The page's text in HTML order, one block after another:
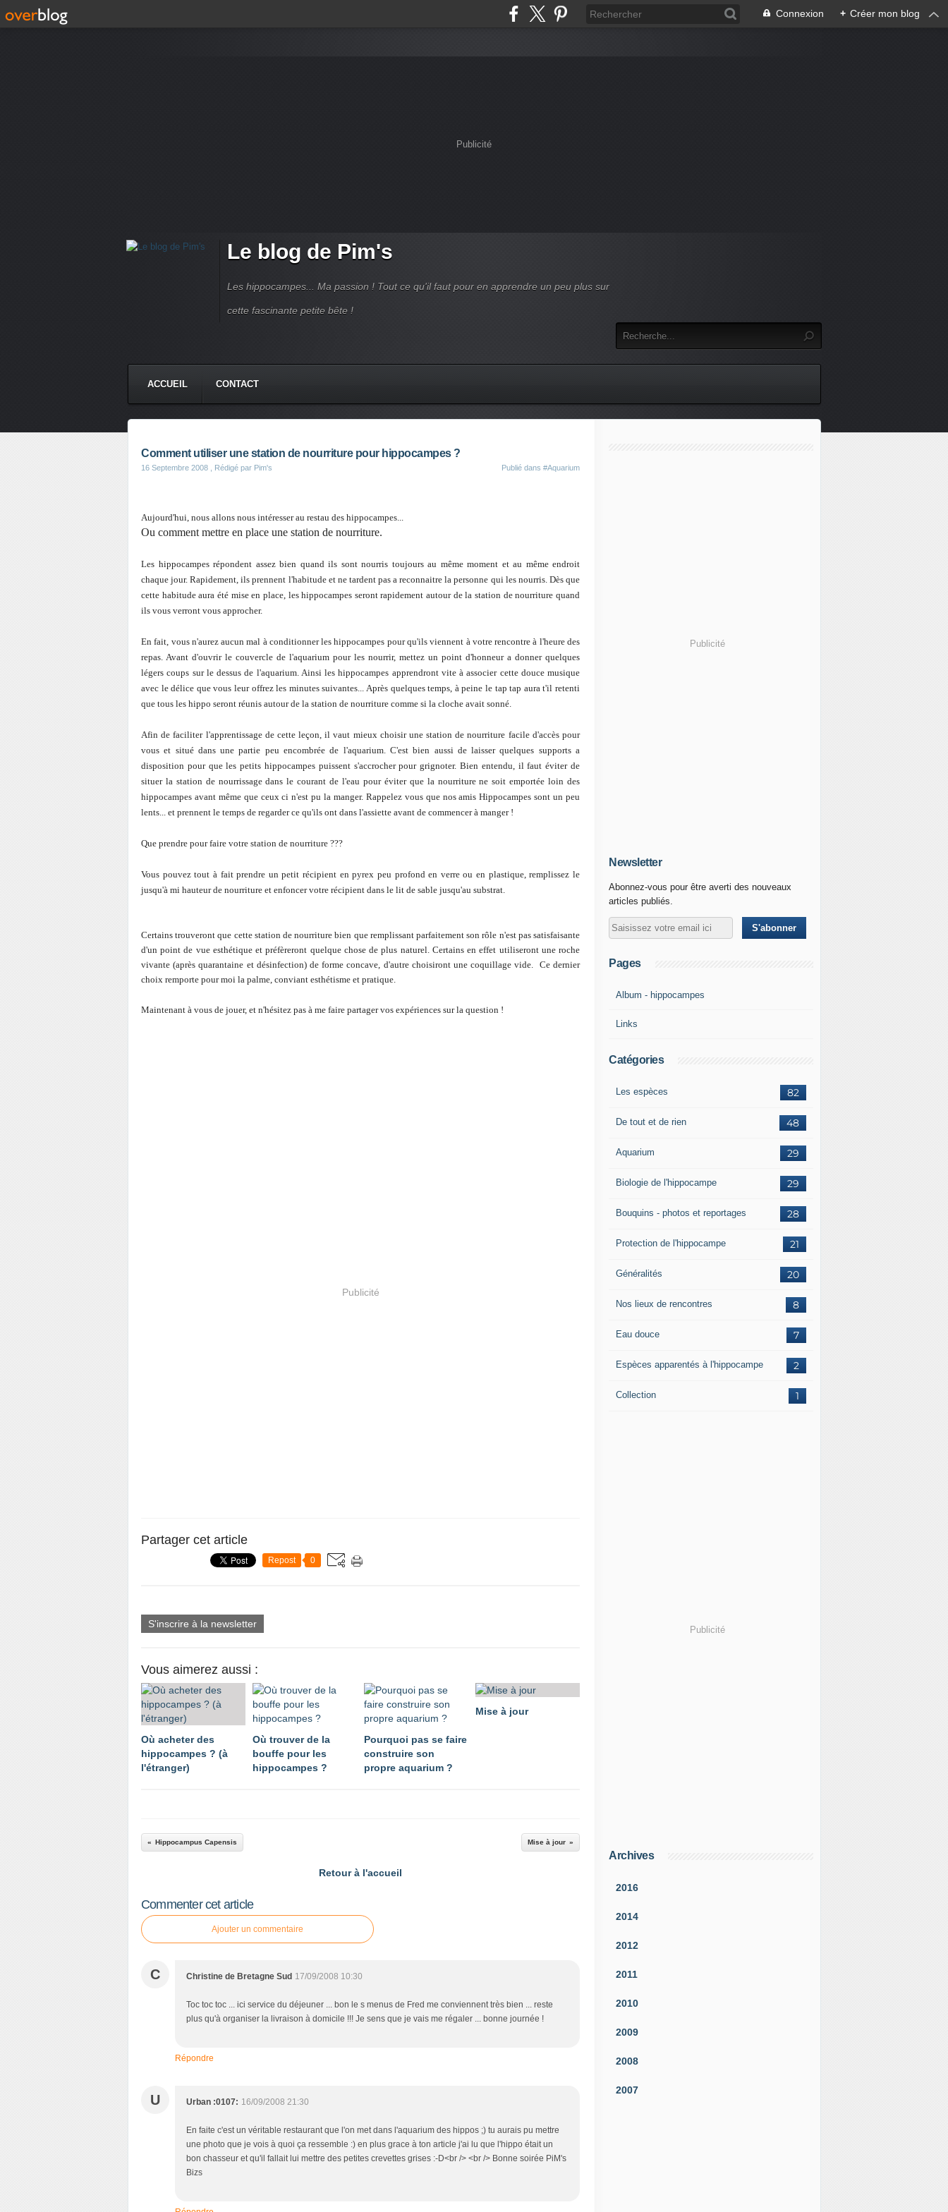
Connexion + Créer mon blog
Publicité
Le blog de Pim's
Les hippocampes... Ma passion ! Tout ce qu'il faut pour en apprendre un peu plus sur
cette fascinante petite bête !
ACCUEIL CONTACT
Comment utiliser une station de nourriture pour hippocampes ?
16 Septembre 2008 , Rédigé par Pim's Publié dans #Aquarium
Aujourd'hui, nous allons nous intéresser au restau des hippocampes...
Ou comment mettre en place une station de nourriture.
Les hippocampes répondent assez bien quand ils sont nourris toujours au même moment et au même endroit
chaque jour. Rapidement, ils prennent l'habitude et ne tardent pas a reconnaitre la personne qui les nourris. Dès que
cette habitude aura été mise en place, les hippocampes seront rapidement autour de la station de nourriture quand
ils vous verront vous approcher.
En fait, vous n'aurez aucun mal à conditionner les hippocampes pour qu'ils viennent à votre rencontre à l'heure des
repas. Avant d'ouvrir le couvercle de l'aquarium pour les nourrir, mettez un point d'honneur a donner quelques
légers coups sur le dessus de l'aquarium. Ainsi les hippocampes apprendront vite à associer cette douce musique
avec le délice que vous leur offrez les minutes suivantes... Après quelques temps, à peine le tap tap aura t'il retenti
que tous les hippo seront réunis autour de la station de nourriture comme si la cloche avait sonné.
Afin de faciliter l'apprentissage de cette leçon, il vaut mieux choisir une station de nourriture facile d'accès pour
vous et situé dans une partie peu encombrée de l'aquarium. C'est bien aussi de laisser quelques supports a
disposition pour que les petits hippocampes puissent s'accrocher pour grignoter. Bien entendu, il faut éviter de
situer la station de nourrissage dans le courant de l'eau pour éviter que la nourriture ne soit emportée loin des
hippocampes avant même que ceux ci n'est pu la manger. Rappelez vous que nos amis Hippocampes sont un peu
lents... et prennent le temps de regarder ce qu'ils ont dans l'assiette avant de commencer à manger !
Que prendre pour faire votre station de nourriture ???
Vous pouvez tout à fait prendre un petit récipient en pyrex peu profond en verre ou en plastique, remplissez le
jusqu'à mi hauteur de nourriture et enfoncer votre récipient dans le lit de sable jusqu'au substrat.
Certains trouveront que cette station de nourriture bien que remplissant parfaitement son rôle n'est pas satisfaisante
d'un point de vue esthétique et préfèreront quelque chose de plus naturel. Certains en effet utiliseront une roche
vivante (après quarantaine et désinfection) de forme concave, d'autre choisiront une coquillage vide. Ce dernier
choix remporte pour moi la palme, conviant esthétisme et pratique.
Maintenant à vous de jouer, et n'hésitez pas à me faire partager vos expériences sur la question !
Publicité
Partager cet article
Repost 0
S'inscrire à la newsletter
Vous aimerez aussi :
Où acheter des
hippocampes ? (à
l'étranger)
Où trouver de la
bouffe pour les
hippocampes ?
Pourquoi pas se faire
construire son
propre aquarium ?
Mise à jour
Hippocampus Capensis Mise à jour
Retour à l'accueil
Commenter cet article
Ajouter un commentaire
C Christine de Bretagne Sud 17/09/2008 10:30
Toc toc toc ... ici service du déjeuner ... bon le s menus de Fred me conviennent très bien ... reste
plus qu'à organiser la livraison à domicile !!! Je sens que je vais me régaler ... bonne journée !
Répondre
U Urban :0107: 16/09/2008 21:30
En faite c'est un véritable restaurant que l'on met dans l'aquarium des hippos ;) tu aurais pu mettre
une photo que je vois à quoi ça ressemble :) en plus grace à ton article j'ai lu que l'hippo était un
bon chasseur et qu'il fallait lui mettre des petites crevettes grises :-D<br /> <br /> Bonne soirée PiM's
Bizs
Publicité
Newsletter
Abonnez-vous pour être averti des nouveaux
articles publiés.
Pages
Album - hippocampes
Links
Catégories
82
Les espèces
48
De tout et de rien
29
Aquarium
29
Biologie de l'hippocampe
28
Bouquins - photos et reportages
21
Protection de l'hippocampe
20
Généralités
8
Nos lieux de rencontres
7
Eau douce
2
Espèces apparentés à l'hippocampe
1
Collection
Publicité
Archives
2016
2014
2012
2011
2010
2009
2008
2007